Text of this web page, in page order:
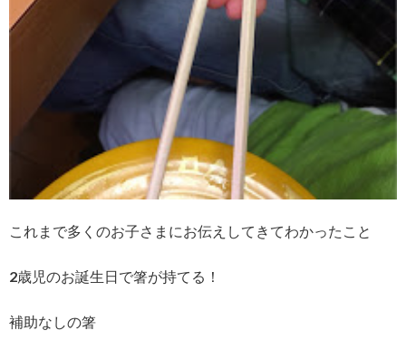
これまで多くのお子さまにお伝えしてきてわかったこと
2歳児のお誕生日で箸が持てる！
補助なしの箸